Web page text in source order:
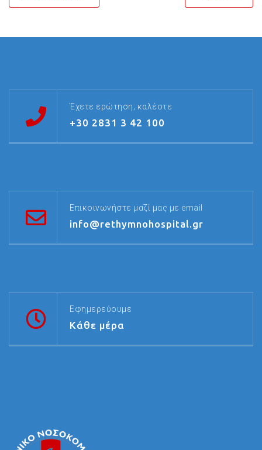
Έχετε ερώτηση; καλέστε
+30 2831 3 42 100
Επικοινωνήστε μαζί μας με email
info@rethymnohospital.gr
Εφημερεύουμε
Κάθε μέρα